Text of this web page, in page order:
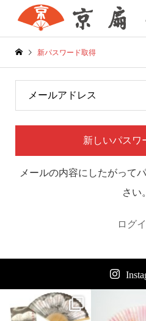
新パスワード取得
メールの内容にしたがって
さい。
ログ